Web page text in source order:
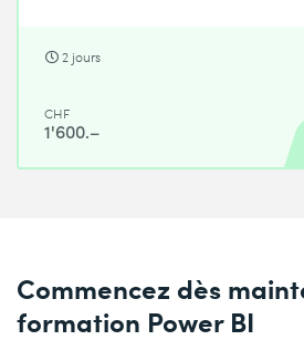
2 jours
CHF
1'600.–
Commencez dès
formation Power BI